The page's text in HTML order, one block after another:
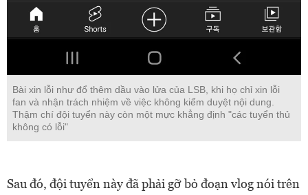
Bài xin lỗi như đổ thêm dầu vào lửa của LSB, khi họ chỉ xin lỗi
fan và nhận trách nhiệm về việc không kiểm duyệt nội dung.
Thậm chí đội tuyển này còn một mực khẳng định "các tuyển thủ
không có lỗi"
Sau đó, đội tuyển này đã phải gỡ bỏ đoạn vlog nói trên